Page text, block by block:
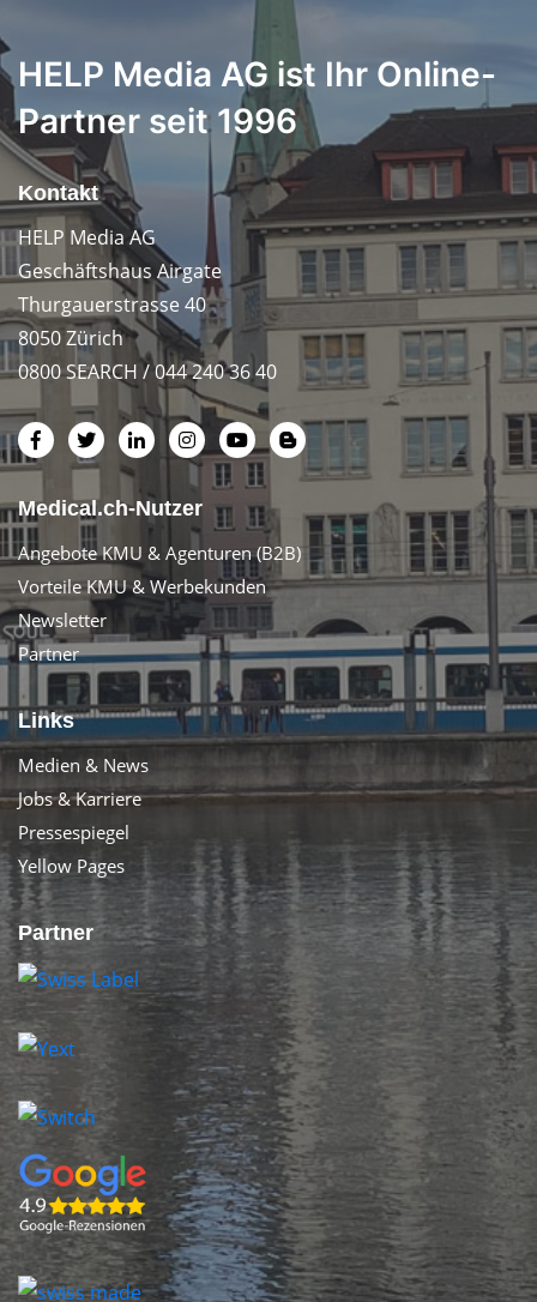
HELP Media AG ist Ihr Online-
Partner seit 1996
Kontakt
HELP Media AG
Geschäftshaus Airgate
Thurgauerstrasse 40
8050 Zürich
0800 SEARCH / 044 240 36 40
Medical.ch-Nutzer
Angebote KMU & Agenturen (B2B)
Vorteile KMU & Werbekunden
Newsletter
Partner
Links
Medien & News
Jobs & Karriere
Pressespiegel
Yellow Pages
Partner